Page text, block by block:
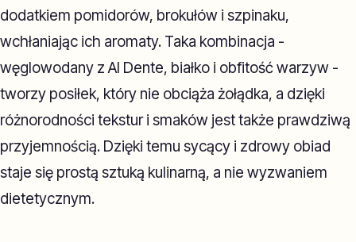
dodatkiem pomidorów, brokułów i szpinaku,
wchłaniając ich aromaty. Taka kombinacja -
węglowodany z Al Dente, białko i obfitość warzyw -
tworzy posiłek, który nie obciąża żołądka, a dzięki
różnorodności tekstur i smaków jest także prawdziwą
przyjemnością. Dzięki temu sycący i zdrowy obiad
staje się prostą sztuką kulinarną, a nie wyzwaniem
dietetycznym.